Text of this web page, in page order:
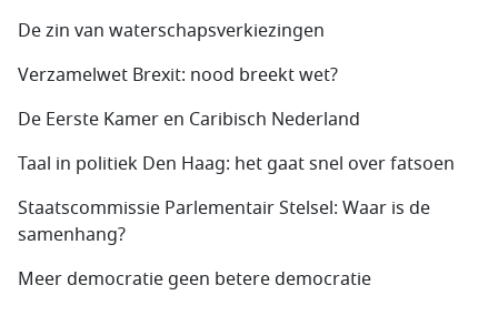
De zin van waterschapsverkiezingen
Verzamelwet Brexit: nood breekt wet?
De Eerste Kamer en Caribisch Nederland
Taal in politiek Den Haag: het gaat snel over fatsoen
Staatscommissie Parlementair Stelsel: Waar is de
samenhang?
Meer democratie geen betere democratie